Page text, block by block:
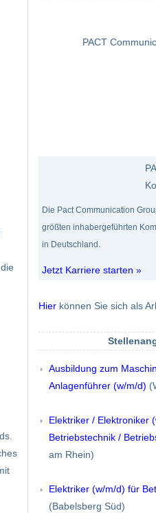
PACT
Die Pact Communication
größten inhabergeführten
in Deutschland.
Jetzt Karriere starten »
Hier können Sie sich als
Ausbildung zum
Anlagenführer (w/m/d)
Elektriker / Elektroniker
Betriebstechnik /
am Rhein)
Elektriker (w/m/d) für
(Babelsberg Süd)